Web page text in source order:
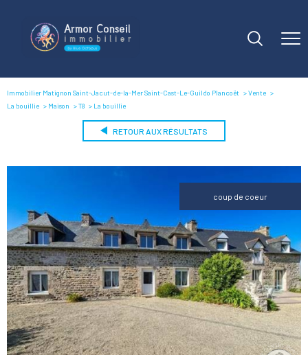
Immobilier Matignon Saint-Jacut-de-la-Mer Saint-Cast-Le-Guildo Plancoët
Vente
La bouillie
Maison T8 La bouillie
RETOUR AUX RÉSULTATS
coup de coeur